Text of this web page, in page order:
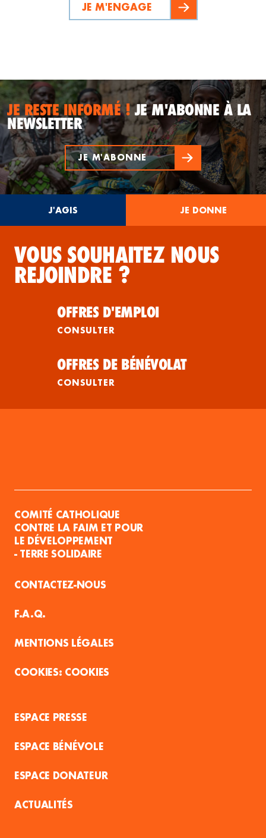
JE M'ENGAGE
JE RESTE INFORMÉ !JE M'ABONNE À LA
NEWSLETTER
JE M'ABONNE
J'AGIS JE DONNE
VOUS SOUHAITEZ NOUS
REJOINDRE ?
OFFRES D'EMPLOI
CONSULTER
OFFRES DE BÉNÉVOLAT
CONSULTER
COMITÉ CATHOLIQUE
CONTRE LA FAIM ET POUR
LE DÉVELOPPEMENT
- TERRE SOLIDAIRE
CONTACTEZ-NOUS
F.A.Q.
MENTIONS LÉGALES
COOKIES
ESPACE PRESSE
ESPACE BÉNÉVOLE
ESPACE DONATEUR
ACTUALITÉS